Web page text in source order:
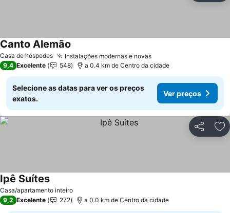
Casa de hóspedes Instalações modernas e novas
Canto Alemão
9,4 Excelente 548 a 0.4 km de Centro da cidade
Selecione as datas para ver os preços
exatos.
Ver preços
Partilhar
Casa/apartamento inteiro
Ipê Suítes
9,2 Excelente 272 a 0.0 km de Centro da cidade